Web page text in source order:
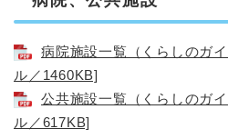
病院施設一覧（くらしのガ
ル／1460KB]
公共施設一覧（くらしのガ
ル／617KB]